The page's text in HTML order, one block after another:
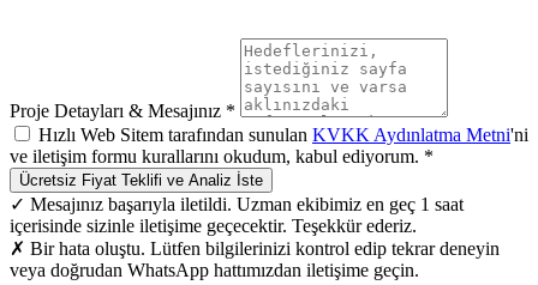
Proje Detayları & Mesajınız *
Hızlı Web Sitem tarafından sunulan KVKK Aydınlatma Metni'ni
ve iletişim formu kurallarını okudum, kabul ediyorum. *
Ücretsiz Fiyat Teklifi ve Analiz İste
✓ Mesajınız başarıyla iletildi. Uzman ekibimiz en geç 1 saat
içerisinde sizinle iletişime geçecektir. Teşekkür ederiz.
✗ Bir hata oluştu. Lütfen bilgilerinizi kontrol edip tekrar deneyin
veya doğrudan WhatsApp hattımızdan iletişime geçin.